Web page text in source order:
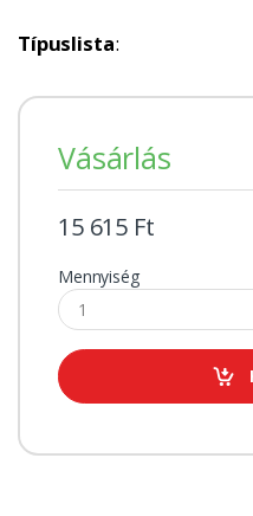
Típuslista:
Vásárlás
15 615 Ft
Mennyiség